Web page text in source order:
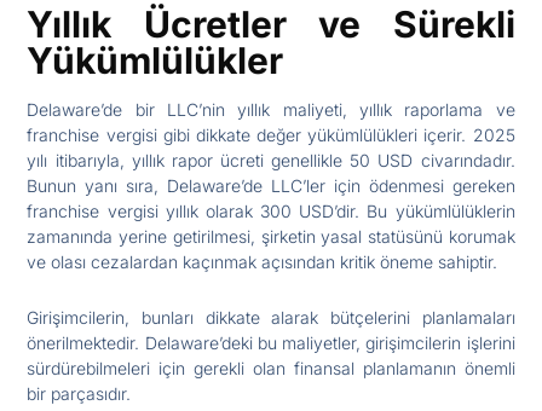
Yıllık Ücretler ve Sürekli
Yükümlülükler
Delaware’de bir LLC’nin yıllık maliyeti, yıllık raporlama ve
franchise vergisi gibi dikkate değer yükümlülükleri içerir. 2025
yılı itibarıyla, yıllık rapor ücreti genellikle 50 USD civarındadır.
Bunun yanı sıra, Delaware’de LLC’ler için ödenmesi gereken
franchise vergisi yıllık olarak 300 USD’dir. Bu yükümlülüklerin
zamanında yerine getirilmesi, şirketin yasal statüsünü korumak
ve olası cezalardan kaçınmak açısından kritik öneme sahiptir.
Girişimcilerin, bunları dikkate alarak bütçelerini planlamaları
önerilmektedir. Delaware’deki bu maliyetler, girişimcilerin işlerini
sürdürebilmeleri için gerekli olan finansal planlamanın önemli
bir parçasıdır.